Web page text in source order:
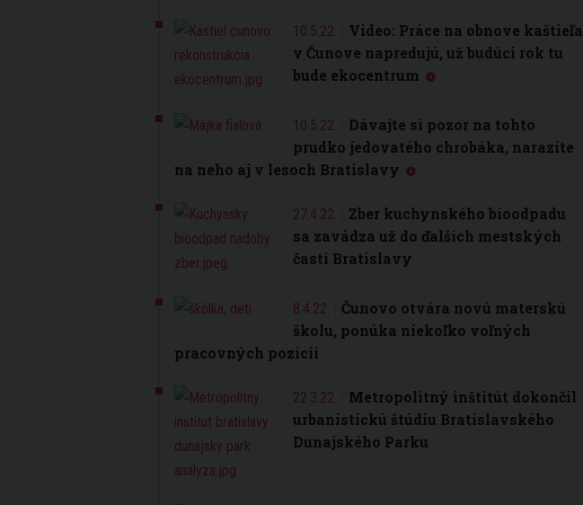
10.5.22.
Video: Práce na obnove kaštieľa
v Čunove napredujú, už budúci rok tu
bude ekocentrum
10.5.22.
Dávajte si pozor na tohto
prudko jedovatého chrobáka, narazíte
na neho aj v lesoch Bratislavy
27.4.22.
Zber kuchynského bioodpadu
sa zavádza už do ďalších mestských
častí Bratislavy
8.4.22.
Čunovo otvára novú materskú
školu, ponúka niekoľko voľných
pracovných pozícií
22.3.22.
Metropolitný inštitút dokončil
urbanistickú štúdiu Bratislavského
Dunajského Parku